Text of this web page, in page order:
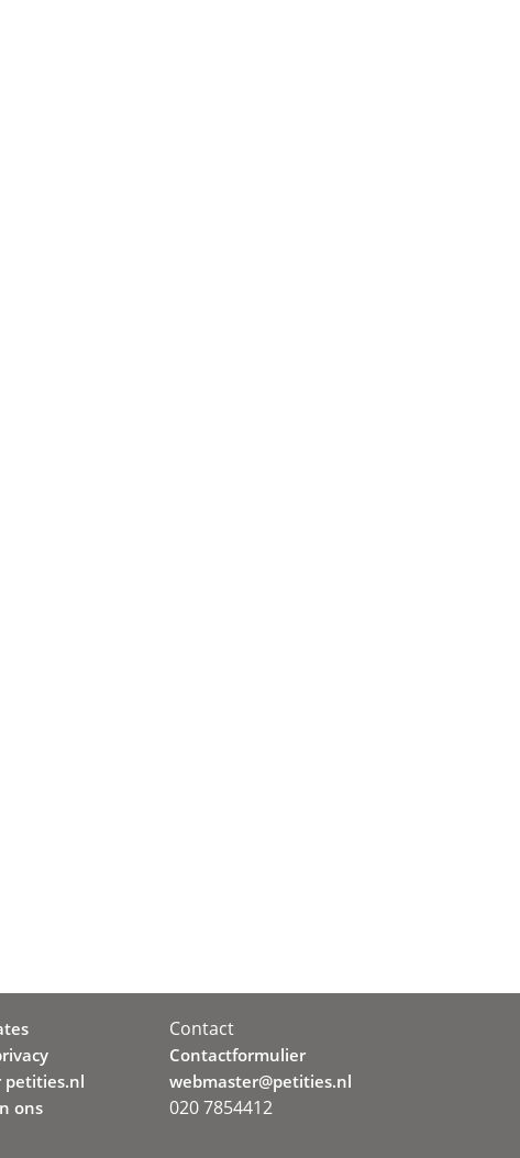
petities.nl
ons
Contact
Contactformulier
webmaster@petities.nl
020 7854412